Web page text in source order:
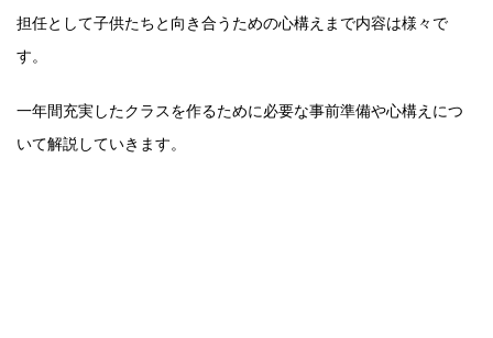
担任として子供たちと向き合うための心構えまで内容は様々で
す。
一年間充実したクラスを作るために必要な事前準備や心構えにつ
いて解説していきます。